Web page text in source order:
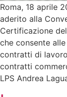
Roma, 18 aprile
aderito alla
Certificazione
che consente
contratti di
contratti
LPS Andrea